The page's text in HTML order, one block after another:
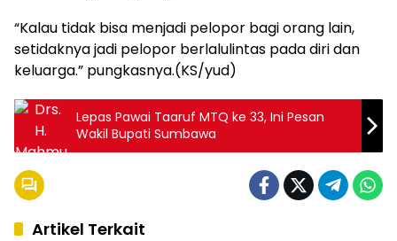
“Kalau tidak bisa menjadi pelopor bagi orang lain,
setidaknya jadi pelopor berlalulintas pada diri dan
keluarga.” pungkasnya.(KS/yud)
Lepas Pawai Taaruf MTQ ke 33, Ini Pesan
Wakil Bupati Sumbawa
Artikel Terkait